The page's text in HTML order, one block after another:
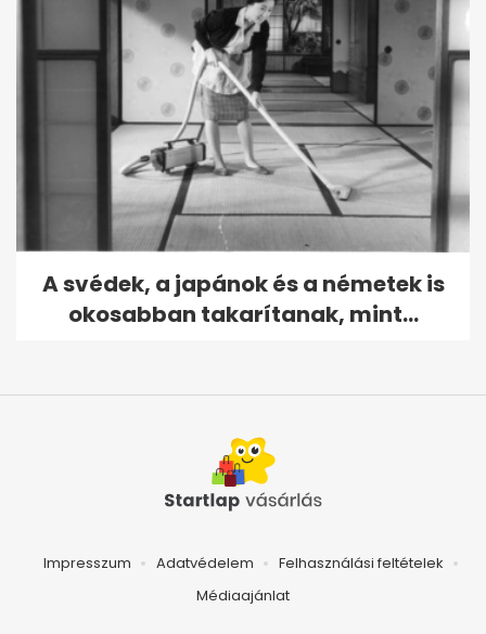
A svédek, a japánok és a németek is
okosabban takarítanak, mint...
Impresszum Adatvédelem
Felhasználási feltételek
Médiaajánlat